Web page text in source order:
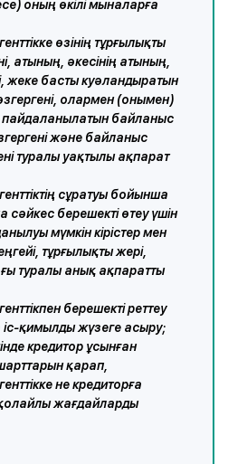
оның өкілі мыналарға
өзінің тұрғылықты
атының, әкесінің атының,
жеке басты куәландыратын
олармен (онымен)
пайдаланылатын байланыс
және байланыс
туралы уақтылы ақпарат
сұратуы бойынша
берешекті өтеу үшін
мүмкін кірістер мен
тұрғылықты жері,
туралы анық ақпаратты
берешекті реттеу
қимылды жүзеге асыру;
кредитор ұсынған
қарап,
не кредиторға
жағдайларды